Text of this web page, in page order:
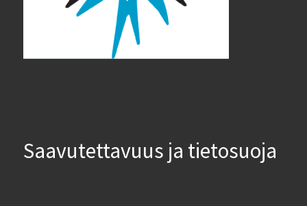
Saavutettavuus ja tietosuoja